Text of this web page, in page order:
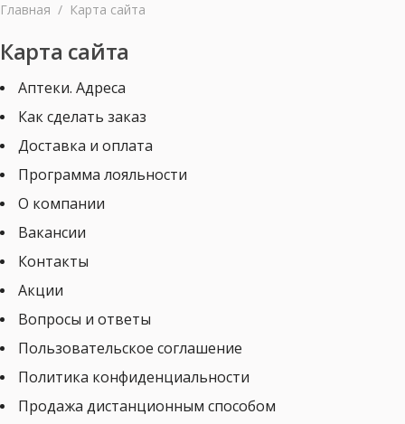
Главная / Карта сайта
Карта сайта
Аптеки. Адреса
Как сделать заказ
Доставка и оплата
Программа лояльности
О компании
Вакансии
Контакты
Акции
Вопросы и ответы
Пользовательское соглашение
Политика конфиденциальности
Продажа дистанционным способом